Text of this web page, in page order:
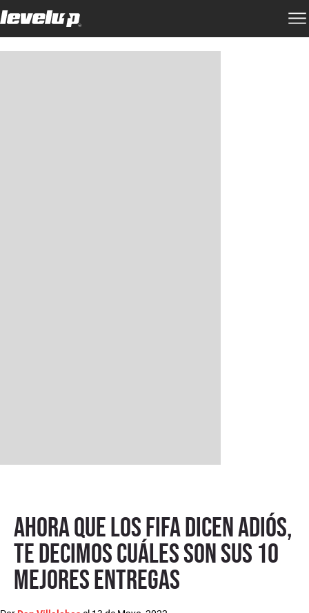
Ahora que los FIFA dicen adiós,
te decimos cuáles son sus 10
mejores entregas